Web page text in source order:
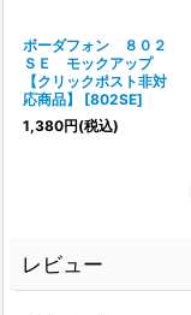
ボーダフォン ８０２
ＳＥ モックアップ
【クリックポスト非対
応商品】
[802SE]
1,380円(税込)
レビュー